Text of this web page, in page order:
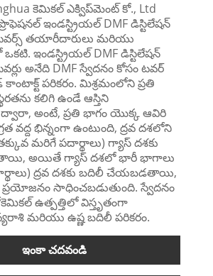
కెమికల్ ఎక్విప్‌మెంట్ కో., Ltd
ఇండస్ట్రియల్ DMF డిస్టిలేషన్
తయారీదారులు మరియు
ఇండస్ట్రియల్ DMF డిస్టిలేషన్
అనేది DMF స్వేదనం కోసం టవర్
కాంటాక్ట్ పరికరం. మిశ్రమంలోని ప్రతి
కలిగి ఉండే ఆస్తిని
అంటే, ప్రతి భాగం యొక్క ఆవిరి
వద్ద భిన్నంగా ఉంటుంది, ద్రవ దశలోని
మరిగే పదార్థాలు) గ్యాస్ దశకు
అయితే గ్యాస్ దశలో భారీ భాగాలు
ద్రవ దశకు బదిలీ చేయబడతాయి,
సాధించబడుతుంది. స్వేదనం
ఉత్పత్తిలో విస్తృతంగా
మరియు ఉష్ణ బదిలీ పరికరం.
ఇంకా చదవండి